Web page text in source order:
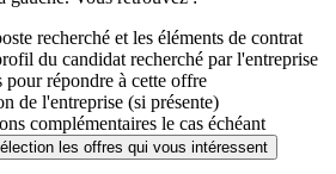
recherché et les éléments de contrat
du candidat recherché par l'entreprise
pour répondre à cette offre
de l'entreprise (si présente)
complémentaires le cas échéant
les offres qui vous intéressent